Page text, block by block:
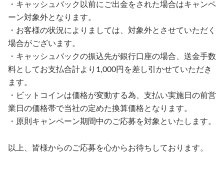
・キャッシュバック以前にご出金をされた場合はキャンペ
ーン対象外となります。
・お客様の状況によりましては、対象外とさせていただく
場合がございます。
・キャッシュバックの振込先が銀行口座の場合、送金手数
料としてお支払合計より1,000円を差し引かせていただき
ます。
・ビットコインは価格が変動する為、支払い実施日の前営
業日の価格帯で当社の定めた換算価格となります。
・原則キャンペーン期間中のご応募を対象といたします。
以上、皆様からのご応募を心からお待ちしております。